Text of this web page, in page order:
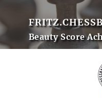
Beauty Score